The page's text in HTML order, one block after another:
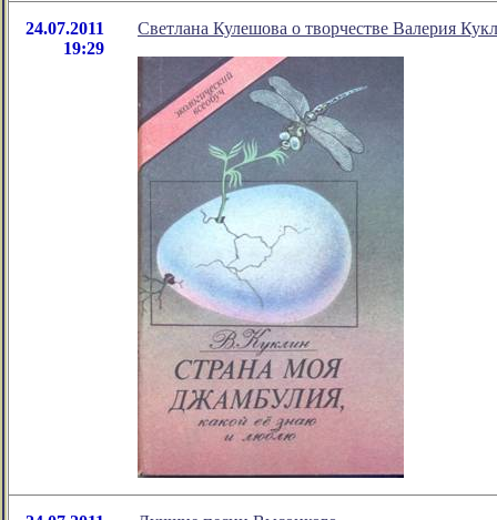
24.07.2011
19:29
Светлана Кулешова о творчестве Валерия